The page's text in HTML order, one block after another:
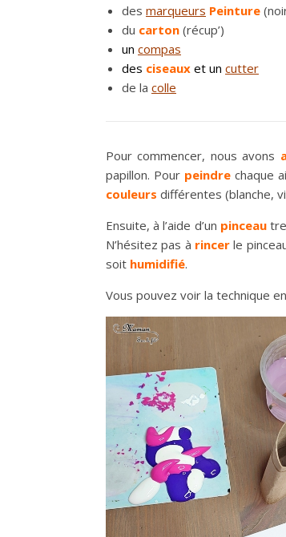
des marqueurs Peinture
du carton (récup’)
un compas
des ciseaux et un cutter
de la colle
Pour commencer, nous avons
papillon. Pour peindre chaque
couleurs différentes (blanche,
Ensuite, à l’aide d’un pinceau
N’hésitez pas à rincer le
soit humidifié.
Vous pouvez voir la technique en